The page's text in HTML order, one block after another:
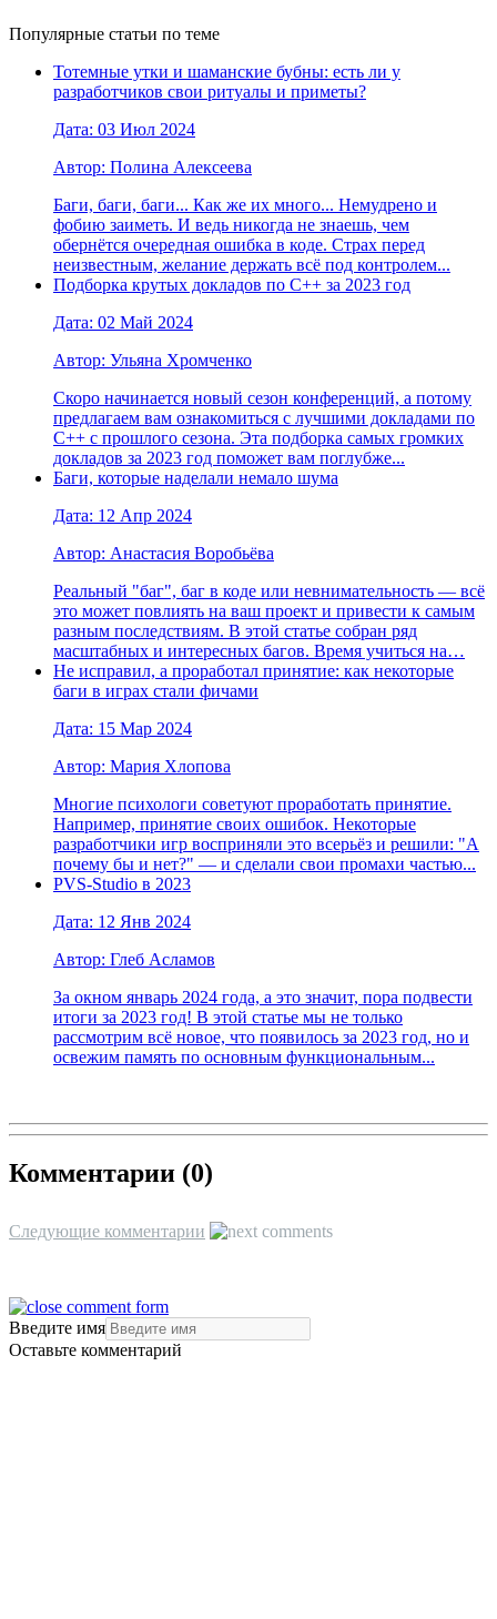
Популярные статьи по теме
Тотемные утки и шаманские бубны: есть ли у
разработчиков свои ритуалы и приметы?
Дата: 03 Июл 2024
Автор: Полина Алексеева
Баги, баги, баги... Как же их много... Немудрено и
фобию заиметь. И ведь никогда не знаешь, чем
обернётся очередная ошибка в коде. Страх перед
неизвестным, желание держать всё под контролем...
Подборка крутых докладов по С++ за 2023 год
Дата: 02 Май 2024
Автор: Ульяна Хромченко
Скоро начинается новый сезон конференций, а потому
предлагаем вам ознакомиться с лучшими докладами по
С++ с прошлого сезона. Эта подборка самых громких
докладов за 2023 год поможет вам поглубже...
Баги, которые наделали немало шума
Дата: 12 Апр 2024
Автор: Анастасия Воробьёва
Реальный "баг", баг в коде или невнимательность — всё
это может повлиять на ваш проект и привести к самым
разным последствиям. В этой статье собран ряд
масштабных и интересных багов. Время учиться на…
Не исправил, а проработал принятие: как некоторые
баги в играх стали фичами
Дата: 15 Мар 2024
Автор: Мария Хлопова
Многие психологи советуют проработать принятие.
Например, принятие своих ошибок. Некоторые
разработчики игр восприняли это всерьёз и решили: "А
почему бы и нет?" — и сделали свои промахи частью...
PVS-Studio в 2023
Дата: 12 Янв 2024
Автор: Глеб Асламов
За окном январь 2024 года, а это значит, пора подвести
итоги за 2023 год! В этой статье мы не только
рассмотрим всё новое, что появилось за 2023 год, но и
освежим память по основным функциональным...
Комментарии (0)
Следующие комментарии
Введите имя
Оставьте комментарий